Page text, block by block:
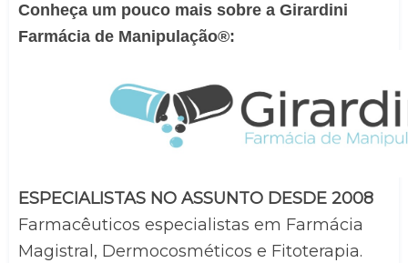
Conheça um pouco mais sobre a Girardini
Farmácia de Manipulação®:
ESPECIALISTAS NO ASSUNTO DESDE 2008
Farmacêuticos especialistas em Farmácia
Magistral, Dermocosméticos e Fitoterapia.